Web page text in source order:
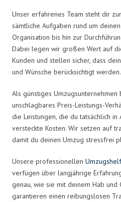
Unser erfahrenes Team steht dir
sämtliche Aufgaben rund um
Organisation bis hin zur
Dabei legen wir großen Wert auf
Kunden und stellen sicher, dass
und Wünsche berücksichtigt werden.
Als günstiges
unschlagbares Preis-Leistungs-
die Leistungen, die du tatsächlich in
versteckte Kosten. Wir setzen auf
damit du deinen Umzug stressfrei
Unsere professionellen
verfügen über langjährige
genau, wie sie mit deinem Hab und
garantieren einen reibungslosen